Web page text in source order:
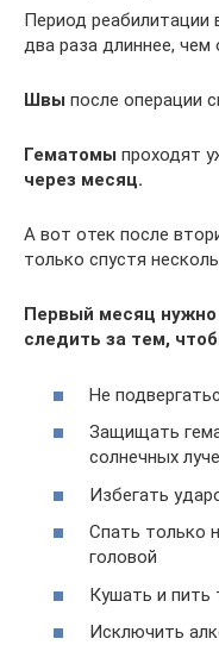
Период реабилитации
два раза длиннее, чем
Швы после операции
Гематомы проходят
через месяц.
А вот отек после
только спустя
Первый месяц
следить за тем,
Не
Защищать
солнечных
Избегать
Спать только
головой
Кушать и пить
Исключить